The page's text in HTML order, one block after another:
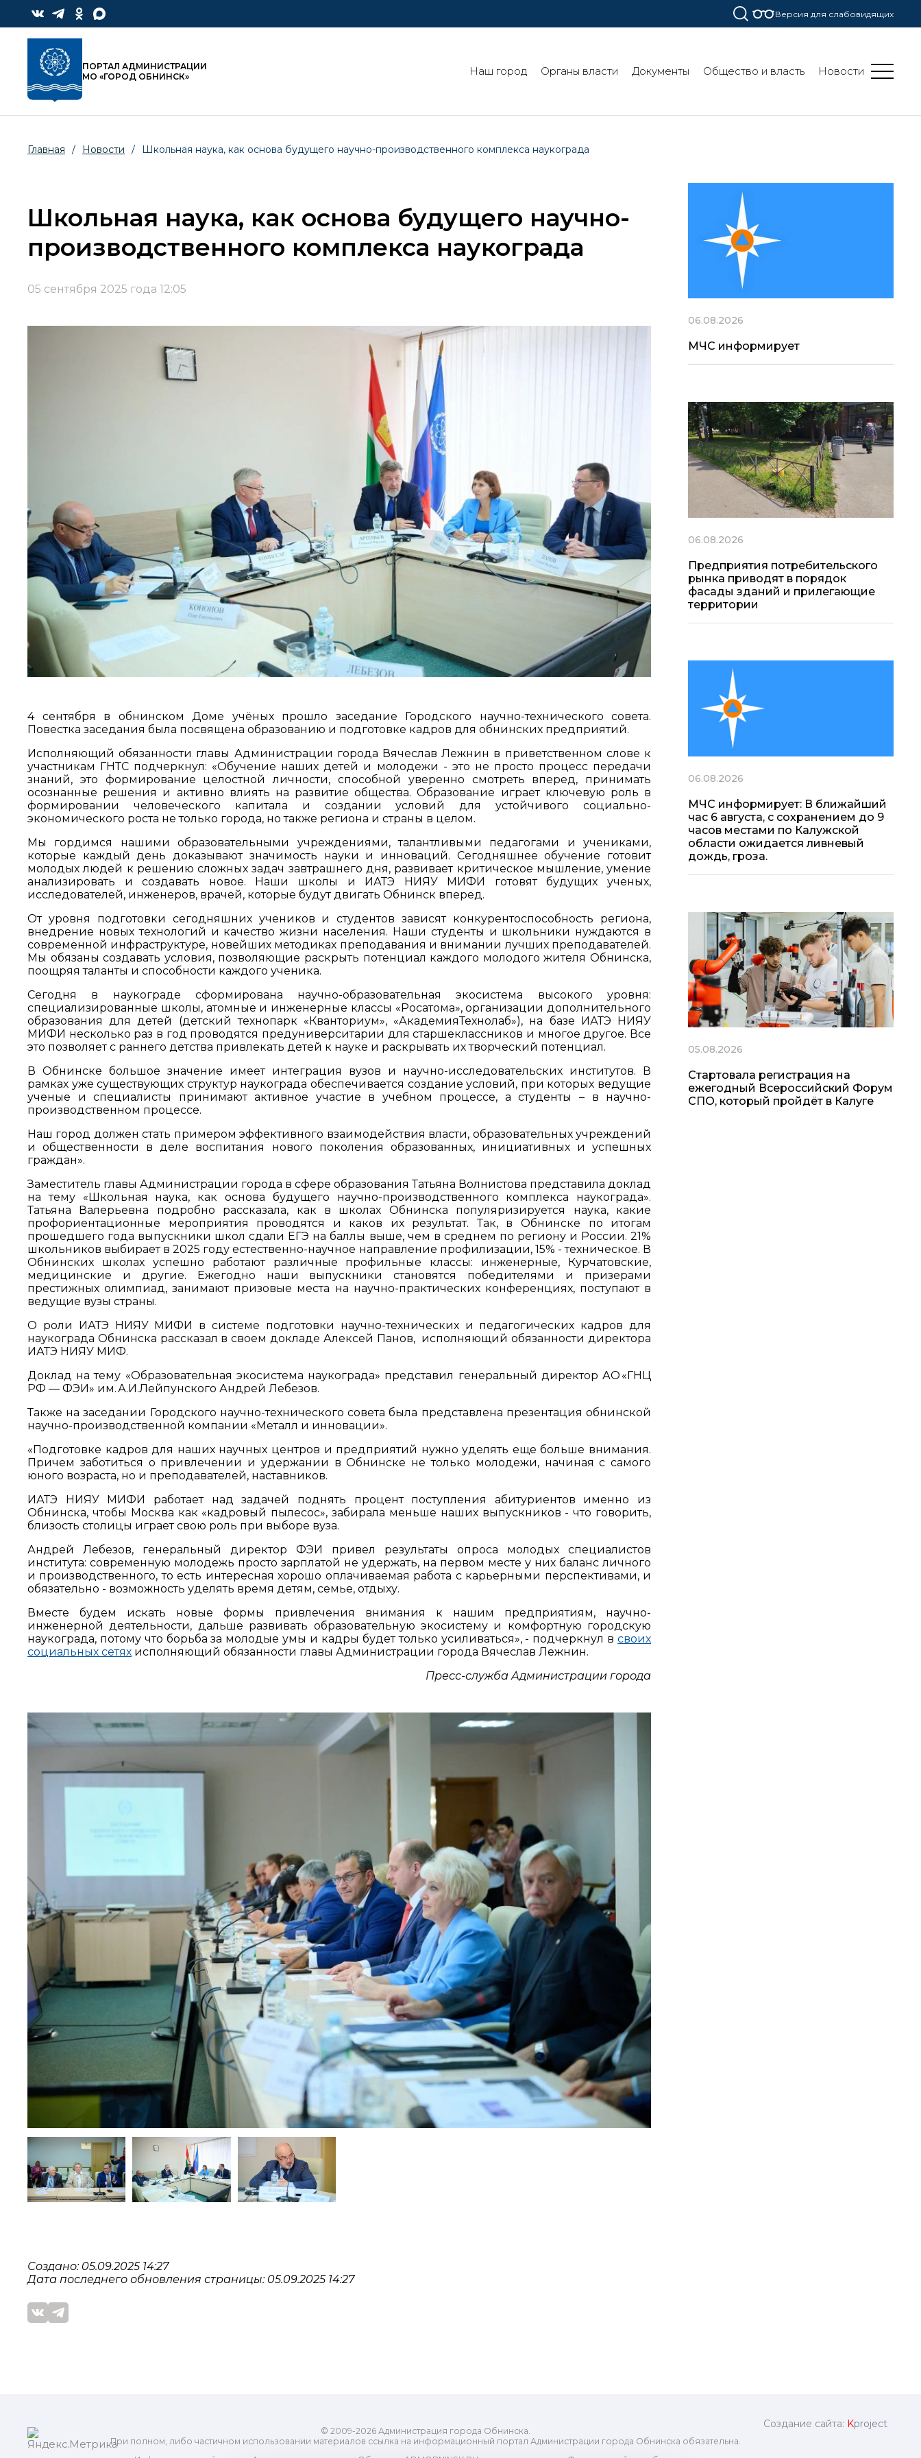
Версия для слабовидящих
ПОРТАЛ АДМИНИСТРАЦИИ
МО «ГОРОД ОБНИНСК»
Наш город Органы власти Документы Общество и власть Новости
Главная / Новости / Школьная наука, как основа будущего научно-производственного комплекса наукограда
Школьная наука, как основа будущего научно-
производственного комплекса наукограда
05 сентября 2025 года 12:05
4 сентября в обнинском Доме учёных прошло заседание Городского научно-технического совета.
Повестка заседания была посвящена образованию и подготовке кадров для обнинских предприятий.
Исполняющий обязанности главы Администрации города Вячеслав Лежнин в приветственном слове к
участникам ГНТС подчеркнул: «Обучение наших детей и молодежи - это не просто процесс передачи
знаний, это формирование целостной личности, способной уверенно смотреть вперед, принимать
осознанные решения и активно влиять на развитие общества. Образование играет ключевую роль в
формировании человеческого капитала и создании условий для устойчивого социально-
экономического роста не только города, но также региона и страны в целом.
Мы гордимся нашими образовательными учреждениями, талантливыми педагогами и учениками,
которые каждый день доказывают значимость науки и инноваций. Сегодняшнее обучение готовит
молодых людей к решению сложных задач завтрашнего дня, развивает критическое мышление, умение
анализировать и создавать новое. Наши школы и ИАТЭ НИЯУ МИФИ готовят будущих ученых,
исследователей, инженеров, врачей, которые будут двигать Обнинск вперед.
От уровня подготовки сегодняшних учеников и студентов зависят конкурентоспособность региона,
внедрение новых технологий и качество жизни населения. Наши студенты и школьники нуждаются в
современной инфраструктуре, новейших методиках преподавания и внимании лучших преподавателей.
Мы обязаны создавать условия, позволяющие раскрыть потенциал каждого молодого жителя Обнинска,
поощряя таланты и способности каждого ученика.
Сегодня в наукограде сформирована научно-образовательная экосистема высокого уровня:
специализированные школы, атомные и инженерные классы «Росатома», организации дополнительного
образования для детей (детский технопарк «Кванториум», «АкадемияТехнолаб»), на базе ИАТЭ НИЯУ
МИФИ несколько раз в год проводятся предуниверситарии для старшеклассников и многое другое. Все
это позволяет с раннего детства привлекать детей к науке и раскрывать их творческий потенциал.
В Обнинске большое значение имеет интеграция вузов и научно-исследовательских институтов. В
рамках уже существующих структур наукограда обеспечивается создание условий, при которых ведущие
ученые и специалисты принимают активное участие в учебном процессе, а студенты – в научно-
производственном процессе.
Наш город должен стать примером эффективного взаимодействия власти, образовательных учреждений
и общественности в деле воспитания нового поколения образованных, инициативных и успешных
граждан».
Заместитель главы Администрации города в сфере образования Татьяна Волнистова представила доклад
на тему «Школьная наука, как основа будущего научно-производственного комплекса наукограда».
Татьяна Валерьевна подробно рассказала, как в школах Обнинска популяризируется наука, какие
профориентационные мероприятия проводятся и каков их результат. Так, в Обнинске по итогам
прошедшего года выпускники школ сдали ЕГЭ на баллы выше, чем в среднем по региону и России. 21%
школьников выбирает в 2025 году естественно-научное направление профилизации, 15% - техническое. В
Обнинских школах успешно работают различные профильные классы: инженерные, Курчатовские,
медицинские и другие. Ежегодно наши выпускники становятся победителями и призерами
престижных олимпиад, занимают призовые места на научно-практических конференциях, поступают в
ведущие вузы страны.
О роли ИАТЭ НИЯУ МИФИ в системе подготовки научно-технических и педагогических кадров для
наукограда Обнинска рассказал в своем докладе Алексей Панов, исполняющий обязанности директора
ИАТЭ НИЯУ МИФ.
Доклад на тему «Образовательная экосистема наукограда» представил генеральный директор АО «ГНЦ
РФ — ФЭИ» им. А.И.Лейпунского Андрей Лебезов.
Также на заседании Городского научно-технического совета была представлена презентация обнинской
научно-производственной компании «Металл и инновации».
«Подготовке кадров для наших научных центров и предприятий нужно уделять еще больше внимания.
Причем заботиться о привлечении и удержании в Обнинске не только молодежи, начиная с самого
юного возраста, но и преподавателей, наставников.
ИАТЭ НИЯУ МИФИ работает над задачей поднять процент поступления абитуриентов именно из
Обнинска, чтобы Москва как «кадровый пылесос», забирала меньше наших выпускников - что говорить,
близость столицы играет свою роль при выборе вуза.
Андрей Лебезов, генеральный директор ФЭИ привел результаты опроса молодых специалистов
института: современную молодежь просто зарплатой не удержать, на первом месте у них баланс личного
и производственного, то есть интересная хорошо оплачиваемая работа с карьерными перспективами, и
обязательно - возможность уделять время детям, семье, отдыху.
Вместе будем искать новые формы привлечения внимания к нашим предприятиям, научно-
инженерной деятельности, дальше развивать образовательную экосистему и комфортную городскую
наукограда, потому что борьба за молодые умы и кадры будет только усиливаться», - подчеркнул всвоих
социальных сетях исполняющий обязанности главы Администрации города Вячеслав Лежнин.
Пресс-служба Администрации города
Создано: 05.09.2025 14:27
Дата последнего обновления страницы: 05.09.2025 14:27
06.08.2026
МЧС информирует
06.08.2026
Предприятия потребительского
рынка приводят в порядок
фасады зданий и прилегающие
территории
06.08.2026
МЧС информирует: В ближайший
час 6 августа, с сохранением до 9
часов местами по Калужской
области ожидается ливневый
дождь, гроза.
05.08.2026
Стартовала регистрация на
ежегодный Всероссийский Форум
СПО, который пройдёт в Калуге
© 2009-2026 Администрация города Обнинска.
При полном, либо частичном использовании материалов ссылка на информационный портал Администрации города Обнинска обязательна.
Создание сайта: Kproject